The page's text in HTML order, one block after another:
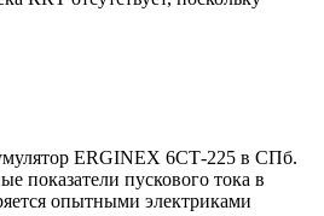
ERGINEX 6СТ-225 в СПб.
показатели пускового тока в
опытными электриками